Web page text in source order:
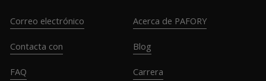
Correo electrónico
Contacta con
FAQ
Acerca de PAFORY
Blog
Carrera